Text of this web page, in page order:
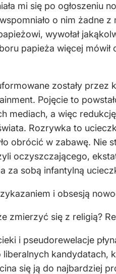
mi się po ogłoszeniu
o nim żadne
wywołał
papieża więcej
zostały
Pojęcie to
mediach, a więc
Rozrywka to
obrócić w zabawę. Nie
oczyszczającego,
za sobą infantylną
i obsesją
zmierzyć się z religią?
i pseudorewelacje
się ją do najbardziej